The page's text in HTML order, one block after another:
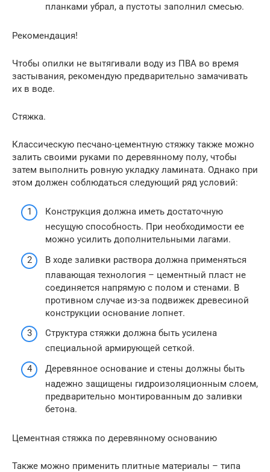
планками убрал, а пустоты заполнил смесью.
Рекомендация!
Чтобы опилки не вытягивали воду из ПВА во время
застывания, рекомендую предварительно замачивать
их в воде.
Стяжка.
Классическую песчано-цементную стяжку также можно
залить своими руками по деревянному полу, чтобы
затем выполнить ровную укладку ламината. Однако при
этом должен соблюдаться следующий ряд условий:
Конструкция должна иметь достаточную
несущую способность. При необходимости ее
можно усилить дополнительными лагами.
В ходе заливки раствора должна применяться
плавающая технология – цементный пласт не
соединяется напрямую с полом и стенами. В
противном случае из-за подвижек древесиной
конструкции основание лопнет.
Структура стяжки должна быть усилена
специальной армирующей сеткой.
Деревянное основание и стены должны быть
надежно защищены гидроизоляционным слоем,
предварительно монтированным до заливки
бетона.
Цементная стяжка по деревянному основанию
Также можно применить плитные материалы – типа